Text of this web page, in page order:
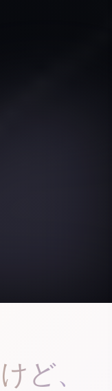
ど、